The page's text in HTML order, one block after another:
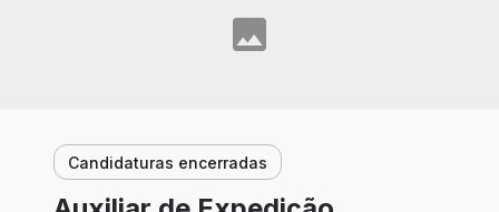
Candidaturas encerradas